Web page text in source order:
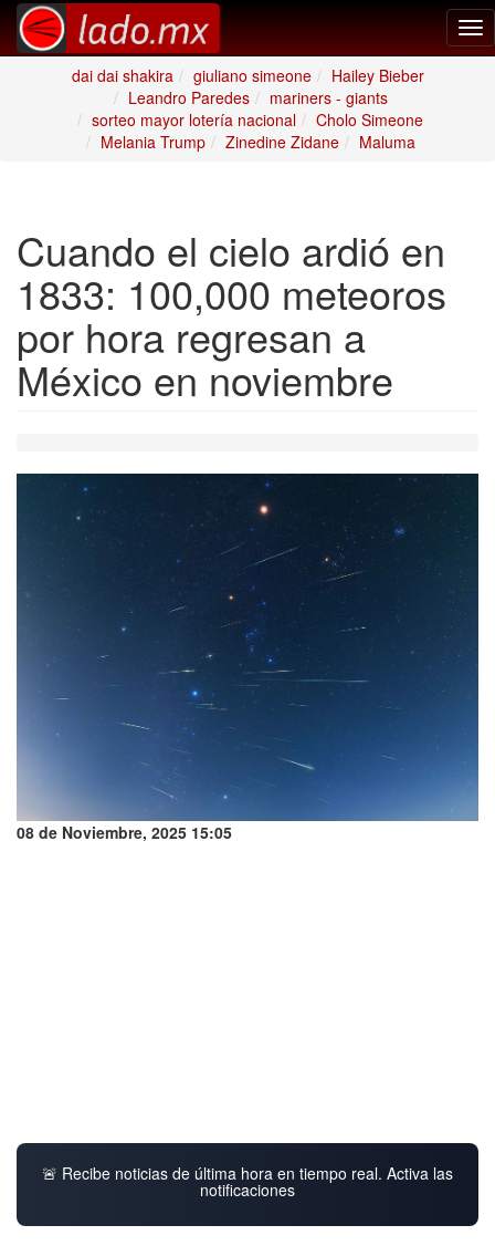
dai dai shakira
giuliano simeone
Hailey Bieber
Leandro Paredes
mariners - giants
sorteo mayor lotería nacional
Cholo Simeone
Melania Trump
Zinedine Zidane Maluma
Cuando el cielo ardió en
1833: 100,000 meteoros
por hora regresan a
México en noviembre
08 de Noviembre, 2025 15:05
🚨 Recibe noticias de última hora en tiempo real. Activa las
notificaciones